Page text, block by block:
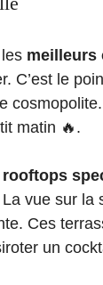
meilleurs
C’est le
matin 🔥.
rooftops
vue sur la
Ces
un